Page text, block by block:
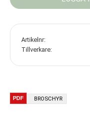
Artikelnr
Tillverkare
BROSCHYR